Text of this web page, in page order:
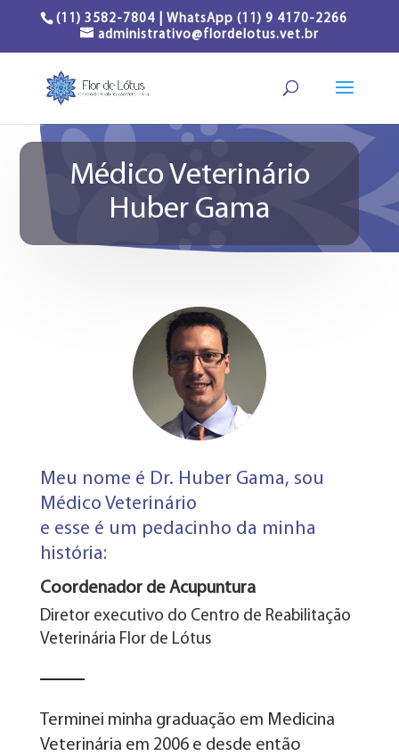
(11) 3582-7804 | WhatsApp (11) 9 4170-2266
administrativo@flordelotus.vet.br
Médico Veterinário
Huber Gama
Meu nome é Dr. Huber Gama, sou
Médico Veterinário
e esse é um pedacinho da minha
história:
Coordenador de Acupuntura
Diretor executivo do Centro de Reabilitação
Veterinária Flor de Lótus
Terminei minha graduação em Medicina
Veterinária em 2006 e desde então